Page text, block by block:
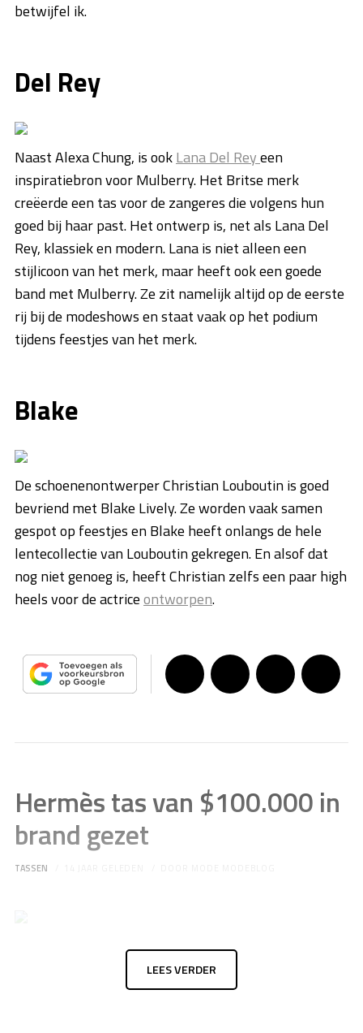
betwijfel ik.
Del Rey
Naast Alexa Chung, is ookLana Del Reyeen
inspiratiebron voor Mulberry. Het Britse merk
creëerde een tas voor de zangeres die volgens hun
goed bij haar past. Het ontwerp is, net als Lana Del
Rey, klassiek en modern. Lana is niet alleen een
stijlicoon van het merk, maar heeft ook een goede
band met Mulberry. Ze zit namelijk altijd op de eerste
rij bij de modeshows en staat vaak op het podium
tijdens feestjes van het merk.
Blake
De schoenenontwerper Christian Louboutin is goed
bevriend met Blake Lively. Ze worden vaak samen
gespot op feestjes en Blake heeft onlangs de hele
lentecollectie van Louboutin gekregen. En alsof dat
nog niet genoeg is, heeft Christian zelfs een paar high
heels voor de actriceontworpen.
Hermès tas van $100.000 in
brand gezet
TASSEN
LEES VERDER